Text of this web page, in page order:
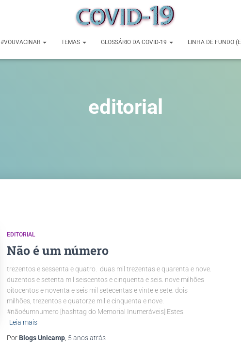
#VOUVACINAR TEMAS GLOSSÁRIO DA COVID-19 LINHA DE FUNDO
editorial
EDITORIAL
Não é um número
trezentos e sessenta e quatro. duas mil trezentas e quarenta e nove.
duzentos e setenta mil seiscentos e cinquenta e seis. nove milhões
oitocentos e noventa e seis mil setecentas e vinte e sete. dois
milhões, trezentos e quatorze mil e cinquenta e nove.
#nãoéumnumero [hashtag do Memorial Inumeráveis] Estes
Leia mais
Por Blogs Unicamp 5 anosatrás